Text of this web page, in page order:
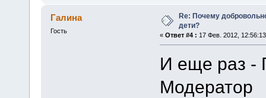
Галина
Гость
Re: Почему
дети?
« Ответ #4 : 17 Фев. 2012,
И еще раз -
Модератор